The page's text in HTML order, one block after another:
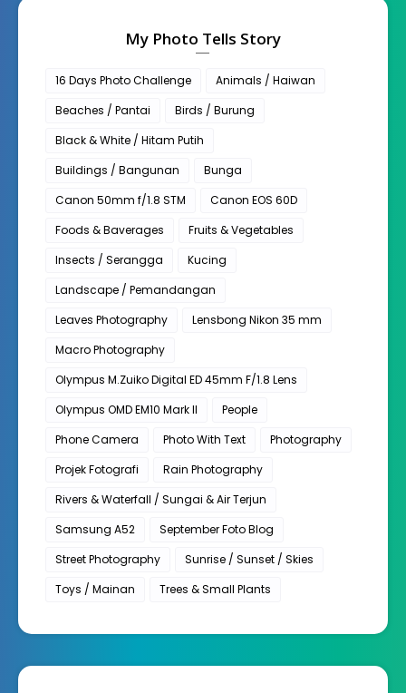
My Photo Tells Story
16 Days Photo Challenge
Animals / Haiwan
Beaches / Pantai
Birds / Burung
Black & White / Hitam Putih
Buildings / Bangunan
Bunga
Canon 50mm f/1.8 STM
Canon EOS 60D
Foods & Baverages
Fruits & Vegetables
Insects / Serangga
Kucing
Landscape / Pemandangan
Leaves Photography
Lensbong Nikon 35 mm
Macro Photography
Olympus M.Zuiko Digital ED 45mm F/1.8 Lens
Olympus OMD EM10 Mark II
People
Phone Camera
Photo With Text
Photography
Projek Fotografi
Rain Photography
Rivers & Waterfall / Sungai & Air Terjun
Samsung A52
September Foto Blog
Street Photography
Sunrise / Sunset / Skies
Toys / Mainan
Trees & Small Plants